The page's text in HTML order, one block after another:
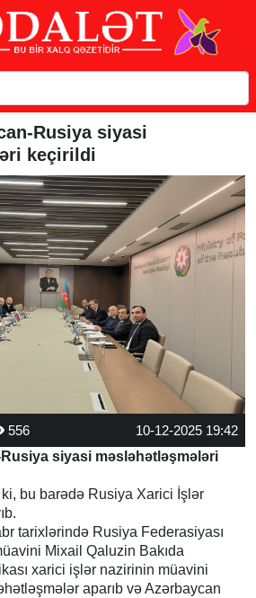
Rusiya siyasi
keçirildi
556
10-12-2025 19:42
Rusiya siyasi məsləhətləşmələri
bu barədə Rusiya Xarici İşlər
tarixlərində Rusiya Federasiyası
Mixail Qaluzin Bakıda
xarici işlər nazirinin müavini
aparıb və Azərbaycan